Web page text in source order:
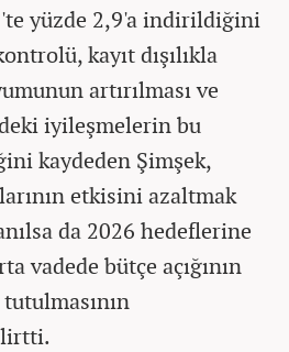
yüzde 2,9'a indirildiğini
kayıt dışılıkla
artırılması ve
iyileşmelerin bu
kaydeden Şimşek,
etkisini azaltmak
da 2026 hedeflerine
vadede bütçe açığının